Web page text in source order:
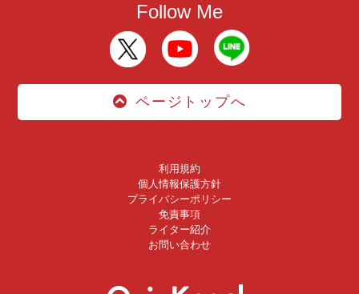
Follow Me
ページトップへ
利用規約
個人情報保護方針
プライバシーポリシー
免責事項
ライター紹介
お問い合わせ